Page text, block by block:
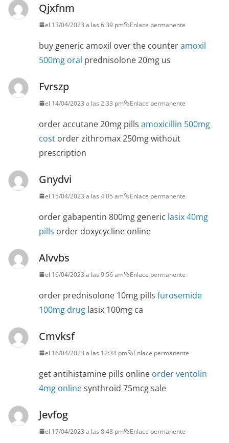
Qjxfnm
el 13/04/2023 a las 6:39 pm Enlace permanente
buy generic amoxil over the counteramoxil
500mg oral prednisolone 20mg us
Fvrszp
el 14/04/2023 a las 2:33 pm Enlace permanente
order accutane 20mg pills amoxicillin 500mg
cost order zithromax 250mg without
prescription
Gnydvi
el 15/04/2023 a las 4:05 am Enlace permanente
order gabapentin 800mg generic lasix 40mg
pills order doxycycline online
Alvvbs
el 16/04/2023 a las 9:56 am Enlace permanente
order prednisolone 10mg pills furosemide
100mg drug lasix 100mg ca
Cmvksf
el 16/04/2023 a las 12:34 pm Enlace permanente
get antihistamine pills online order ventolin
4mg onlinesynthroid 75mcg sale
Jevfog
el 17/04/2023 a las 8:48 pm Enlace permanente